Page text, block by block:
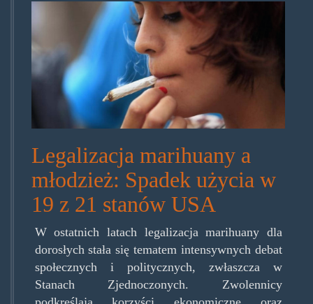
teenweedsmoker.jpg
Legalizacja marihuany a
młodzież: Spadek użycia w
19 z 21 stanów USA
W ostatnich latach legalizacja marihuany dla
dorosłych stała się tematem intensywnych debat
społecznych i politycznych, zwłaszcza w
Stanach Zjednoczonych. Zwolennicy